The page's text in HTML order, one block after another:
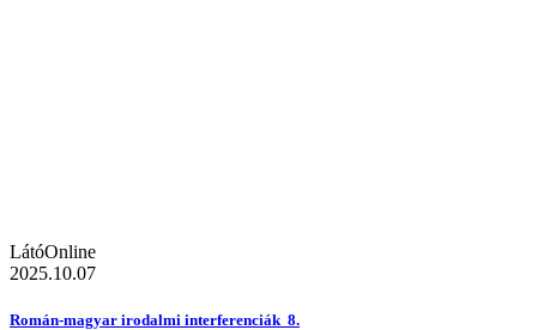
LátóOnline
2025.10.07
Román-magyar irodalmi interferenciák 8.